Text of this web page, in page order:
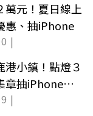
萬元！夏日線上
惠、抽iPhone
|
港小鎮！點燈３
章抽iPhone
|